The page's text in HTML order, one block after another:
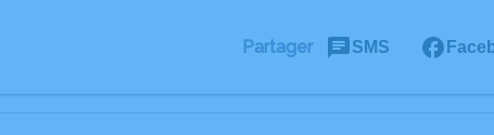
Partager SMS